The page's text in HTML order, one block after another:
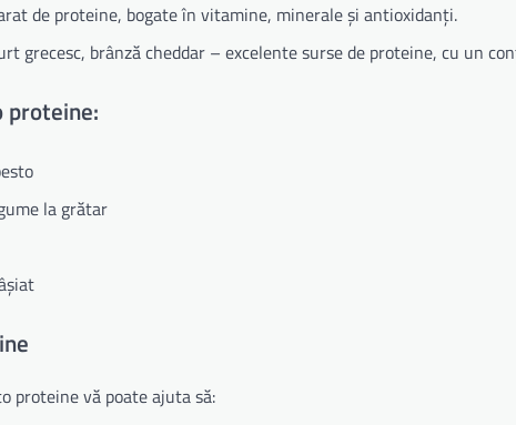
de proteine, bogate în vitamine, minerale și antioxidanți.
grecesc, brânză cheddar – excelente surse de proteine, cu un
proteine:
la grătar
proteine vă poate ajuta să: